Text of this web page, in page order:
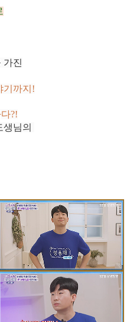
가진
기까지!
?!
님의